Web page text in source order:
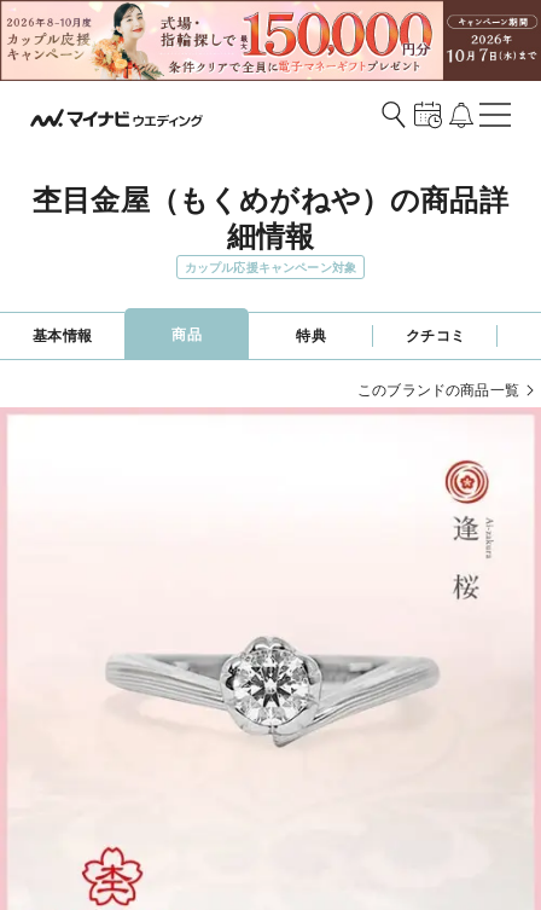
杢目金屋（もくめがねや）の商品詳
細情報
カップル応援キャンペーン対象
基本情報 商品 特典 クチコミ
このブランドの商品一覧